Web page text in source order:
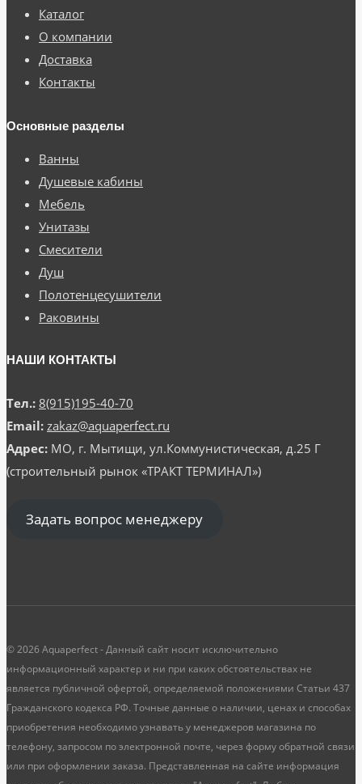
Каталог
О компании
Доставка
Контакты
Основные разделы
Ванны
Душевые кабины
Мебель
Унитазы
Смесители
Душ
Полотенцесушители
Раковины
НАШИ КОНТАКТЫ
Тел.: 8(915)195-40-70
Email: zakaz@aquaperfect.ru
Адрес: МО, г. Мытищи, ул.Коммунистическая, д.25 Г
(строительный рынок «ТРАКТ ТЕРМИНАЛ»)
Задать вопрос менеджеру
© 2026 Aquaperfect - Данный сайт носит исключительно
информационный характер и ни при каких обстоятельствах не
является публичной офертой, определяемой положениями Статьи 437
Гражданского кодекса РФ. Точные данные о наличии, ценах и способах
приобретения необходимо узнавать у менеджеров магазина по
телефону, запросом по электронной почте, через форму обратной связи
или при оформлении заказа. Представленная на сайте информация